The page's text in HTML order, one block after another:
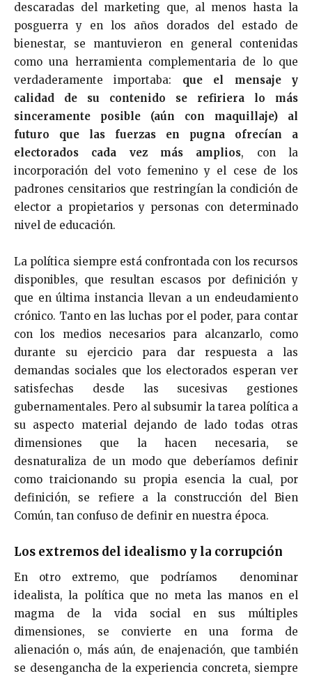
descaradas del marketing que, al menos hasta la
posguerra y en los años dorados del estado de
bienestar, se mantuvieron en general contenidas
como una herramienta complementaria de lo que
verdaderamente importaba: que el mensaje y
calidad de su contenido se refiriera lo más
sinceramente posible (aún con maquillaje) al
futuro que las fuerzas en pugna ofrecían a
electorados cada vez más amplios, con la
incorporación del voto femenino y el cese de los
padrones censitarios que restringían la condición de
elector a propietarios y personas con determinado
nivel de educación.
La política siempre está confrontada con los recursos
disponibles, que resultan escasos por definición y
que en última instancia llevan a un endeudamiento
crónico. Tanto en las luchas por el poder, para contar
con los medios necesarios para alcanzarlo, como
durante su ejercicio para dar respuesta a las
demandas sociales que los electorados esperan ver
satisfechas desde las sucesivas gestiones
gubernamentales. Pero al subsumir la tarea política a
su aspecto material dejando de lado todas otras
dimensiones que la hacen necesaria, se
desnaturaliza de un modo que deberíamos definir
como traicionando su propia esencia la cual, por
definición, se refiere a la construcción del Bien
Común, tan confuso de definir en nuestra época.
Los extremos del idealismo y la corrupción
En otro extremo, que podríamos denominar
idealista, la política que no meta las manos en el
magma de la vida social en sus múltiples
dimensiones, se convierte en una forma de
alienación o, más aún, de enajenación, que también
se desengancha de la experiencia concreta, siempre